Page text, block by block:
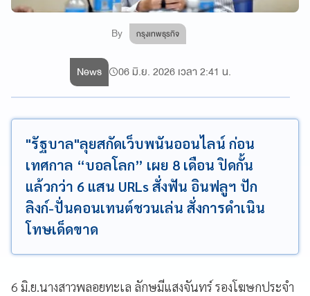
By กรุงเทพธุรกิจ
News 06 มิ.ย. 2026 เวลา 2:41 น.
"รัฐบาล"ลุยสกัดเว็บพนันออนไลน์ ก่อน
เทศกาล “บอลโลก” เผย 8 เดือน ปิดกั้น
แล้วกว่า 6 แสน URLs สั่งฟัน อินฟลูฯ ปัก
ลิงก์-ปั่นคอนเทนต์ชวนเล่น สั่งการดำเนิน
โทษเด็ดขาด
6 มิ.ย.นางสาวพลอยทะเล ลักษมีแสงจันทร์ รองโฆษกประจำ